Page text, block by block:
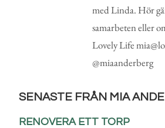
med Linda. Hör
samarbeten eller
Lovely Life
@miaanderberg
SENASTE FRÅN MIA
RENOVERA ETT TORP